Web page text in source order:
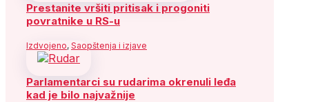
Prestanite vršiti pritisak i progoniti
povratnike u RS-u
Izdvojeno, Saopštenja i izjave
Parlamentarci su rudarima okrenuli leđa
kad je bilo najvažnije